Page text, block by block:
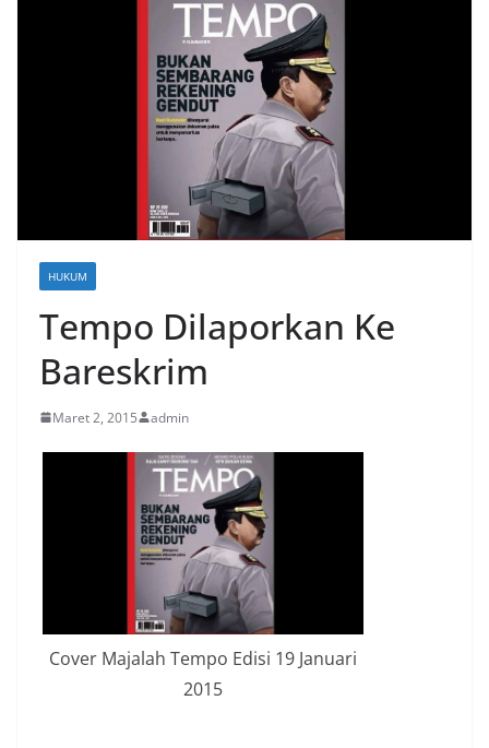
HUKUM
Tempo Dilaporkan Ke
Bareskrim
Maret 2, 2015 admin
Cover Majalah Tempo Edisi 19 Januari
2015